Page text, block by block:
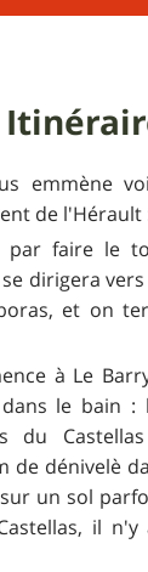
emmène
de l'Hérault
par faire le
dirigera
et on
à Le
le bain :
du
de dénivelè
un sol
il